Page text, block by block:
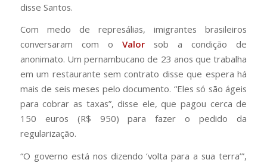
disse Santos.
Com medo de represálias, imigrantes brasileiros
conversaram com o Valorsob a condição de
anonimato. Um pernambucano de 23 anos que trabalha
em um restaurante sem contrato disse que espera há
mais de seis meses pelo documento. “Eles só são ágeis
para cobrar as taxas”, disse ele, que pagou cerca de
150 euros (R$ 950) para fazer o pedido da
regularização.
“O governo está nos dizendo ‘volta para a sua terra’”,